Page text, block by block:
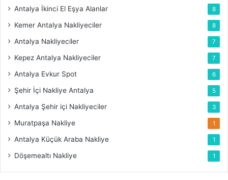
Antalya İkinci El Eşya Alanlar 8
Kemer Antalya Nakliyeciler 8
Antalya Nakliyeciler 7
Kepez Antalya Nakliyeciler 7
Antalya Evkur Spot 6
Şehir İçi Nakliye Antalya 5
Antalya Şehir içi Nakliyeciler 3
Muratpaşa Nakliye 1
Antalya Küçük Araba Nakliye 1
Döşemealtı Nakliye 1